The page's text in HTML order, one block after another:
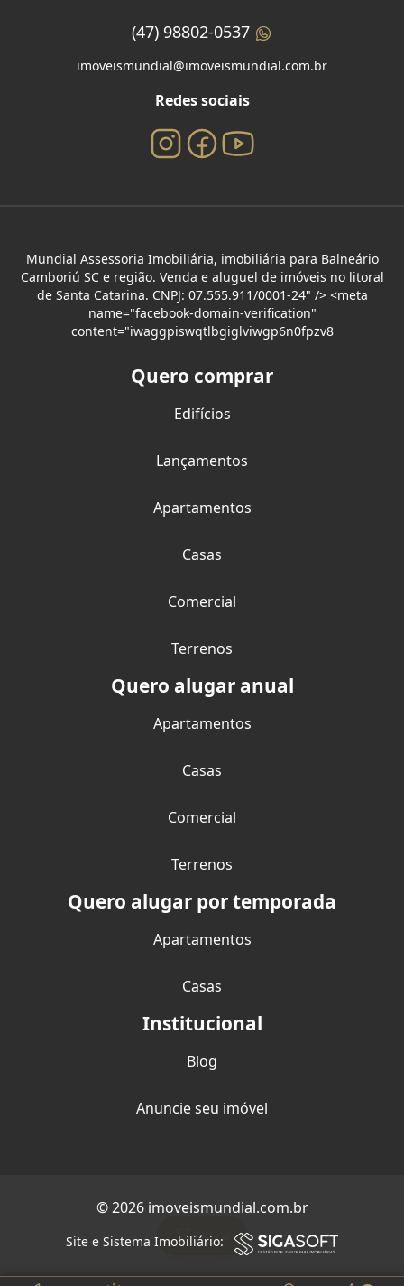
Filtro
(47) 98802-0537
imoveismundial@imoveismundial.com.br
Redes sociais
Mundial Assessoria Imobiliária, imobiliária para Balneário
Camboriú SC e região. Venda e aluguel de imóveis no litoral
de Santa Catarina. CNPJ: 07.555.911/0001-24" /> <meta
name="facebook-domain-verification"
content="iwaggpiswqtlbgiglviwgp6n0fpzv8
Quero comprar
Edifícios
Lançamentos
Apartamentos
Casas
Comercial
Terrenos
Quero alugar anual
Apartamentos
Casas
Comercial
Terrenos
Quero alugar por temporada
Apartamentos
Casas
Institucional
Blog
Anuncie seu imóvel
© 2026 imoveismundial.com.br
Site e Sistema Imobiliário: